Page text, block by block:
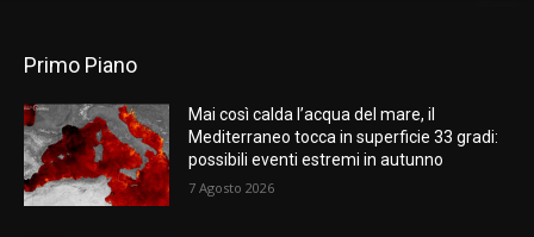
Primo Piano
Mai così calda l’acqua del mare, il
Mediterraneo tocca in superficie 33 gradi:
possibili eventi estremi in autunno
7 Agosto 2026